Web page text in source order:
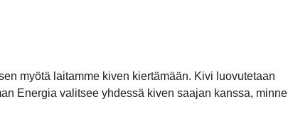
myötä laitamme kiven kiertämään. Kivi luovutetaan
Energia valitsee yhdessä kiven saajan kanssa, minne